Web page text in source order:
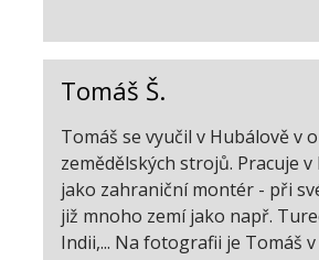
Tomáš Š.
Tomáš se vyučil v Hubálově v
zemědělských strojů. Pracuje v
jako zahraniční montér - při
již mnoho zemí jako např.
Indii,... Na fotografii je Tomáš v